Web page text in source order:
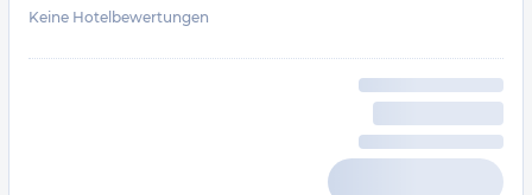
Keine Hotelbewertungen